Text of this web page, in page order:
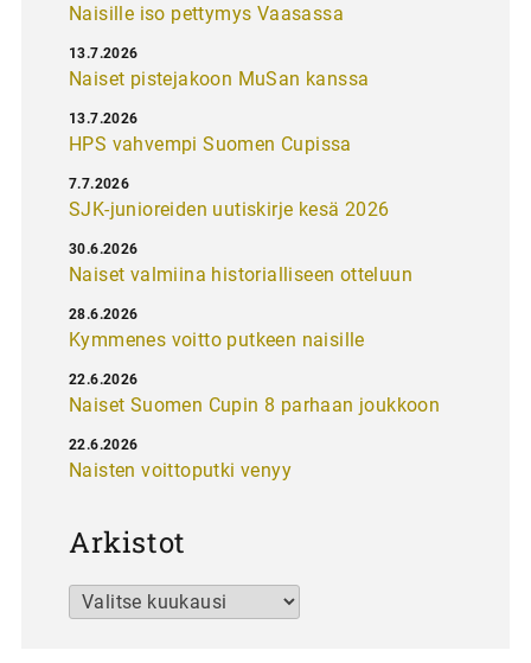
Naisille iso pettymys Vaasassa
Naiset pistejakoon MuSan kanssa
13.7.2026
HPS vahvempi Suomen Cupissa
13.7.2026
SJK-junioreiden uutiskirje kesä 2026
7.7.2026
Naiset valmiina historialliseen otteluun
30.6.2026
Kymmenes voitto putkeen naisille
28.6.2026
Naiset Suomen Cupin 8 parhaan joukkoon
22.6.2026
Naisten voittoputki venyy
22.6.2026
Arkistot
Arkistot